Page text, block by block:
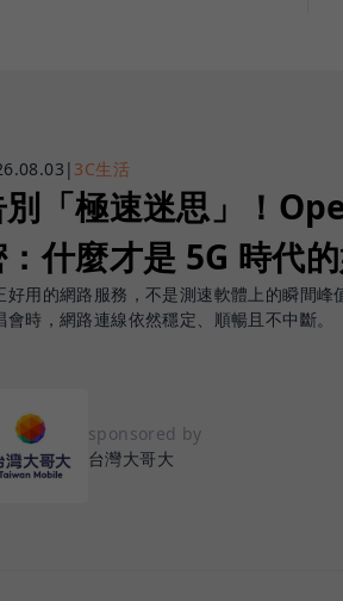
| 3C生活
別「極速迷思」！
什麼才是 5G 時代
好用的網路服務，不是測速軟體上的瞬間
會時，網路連線依然穩定、順暢且不中斷。
sponsored by
台灣大哥大